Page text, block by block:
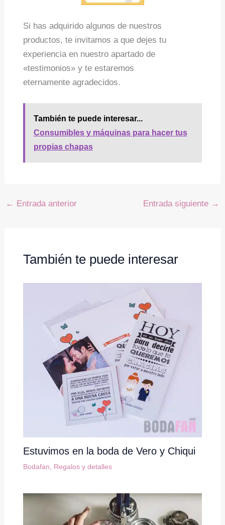
Si has adquirido algunos de nuestros
productos, te invitamos a que dejes tu
experiencia en nuestro apartado de
«testimonios» y te estaremos
eternamente agradecidos.
También te puede interesar...
Consumibles y máquinas para hacer tus
propias chapas
← Entrada anterior Entrada siguiente →
También te puede interesar
Estuvimos en la boda de Vero y Chiqui
Bodafan Regalos y detalles